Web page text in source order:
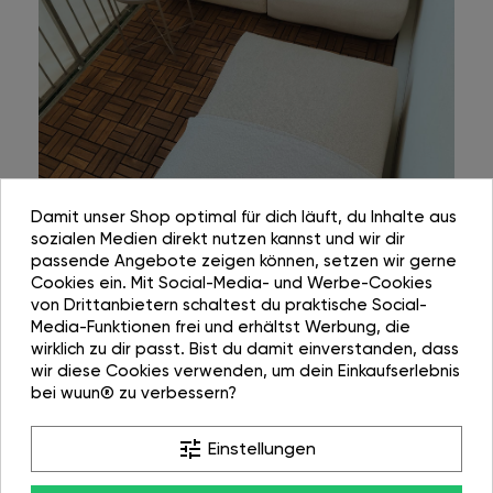
Damit unser Shop optimal für dich läuft, du Inhalte aus
sozialen Medien direkt nutzen kannst und wir dir
passende Angebote zeigen können, setzen wir gerne
Cookies ein. Mit Social-Media- und Werbe-Cookies
von Drittanbietern schaltest du praktische Social-
Media-Funktionen frei und erhältst Werbung, die
wirklich zu dir passt. Bist du damit einverstanden, dass
wir diese Cookies verwenden, um dein Einkaufserlebnis
bei wuun® zu verbessern?
tune Einstellungen